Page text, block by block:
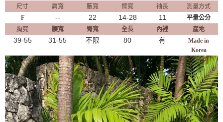
尺寸 肩寬 腋寬 臂寬 袖長
測量方式
F
-- 22 14-28 11
平量公分
胸寬
腰寬 臀寬 全長 內裡 產地
39-55 31-55 不限 80 有
Made in
Korea